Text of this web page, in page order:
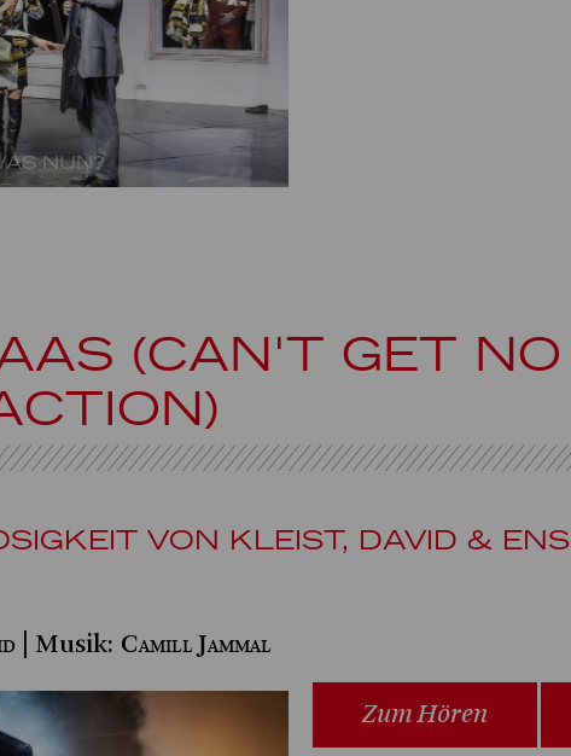
NUN?
(CAN'T GET NO
VON KLEIST, DAVID &
| Musik: Camill Jammal
Zum Hören